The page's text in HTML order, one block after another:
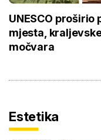
UNESCO
mjesta,
močvara
Estetika